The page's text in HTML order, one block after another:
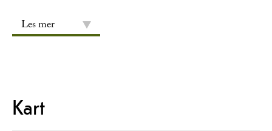
Les mer
Kart